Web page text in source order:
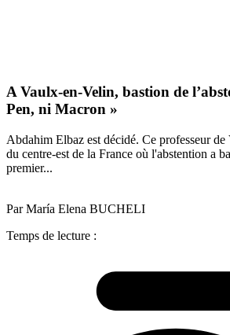
A Vaulx-en-Velin, bastion de
Pen, ni Macron »
Abdahim Elbaz est décidé. Ce professeur
du centre-est de la France où l'abstention a
premier...
Par María Elena BUCHELI
Temps de lecture :